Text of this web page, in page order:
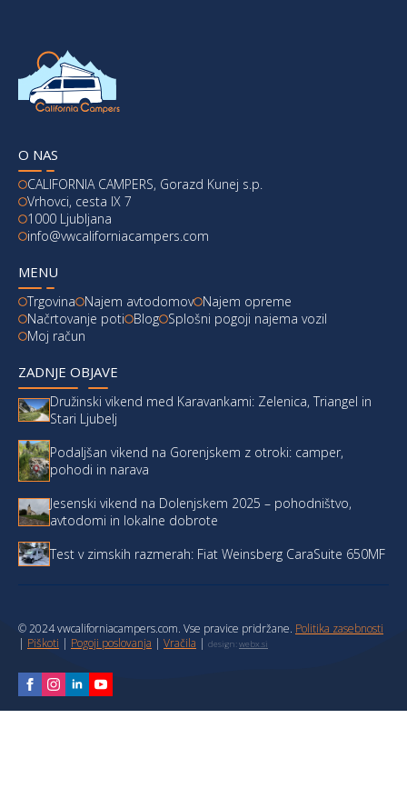
O NAS
CALIFORNIA CAMPERS, Gorazd Kunej s.p.
Vrhovci, cesta IX 7
1000 Ljubljana
info@vwcaliforniacampers.com
MENU
Trgovina Najem avtodomov Najem opreme
Načrtovanje poti
Blog Splošni pogoji najema vozil
Moj račun
ZADNJE OBJAVE
Družinski vikend med Karavankami: Zelenica, Triangel in
Stari Ljubelj
Podaljšan vikend na Gorenjskem z otroki: camper,
pohodi in narava
Jesenski vikend na Dolenjskem 2025 – pohodništvo,
avtodomi in lokalne dobrote
Test v zimskih razmerah: Fiat Weinsberg CaraSuite 650MF
© 2024 vwcaliforniacampers.com. Vse pravice pridržane. Politika zasebnosti
| Piškoti | Pogoji poslovanja | Vračila | design:webx.si